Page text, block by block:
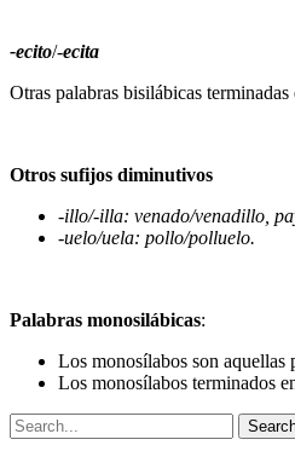
-ecito/-ecita
Otras palabras bisilábicas terminadas
Otros sufijos diminutivos
-illo/-illa: venado/venadillo,
-uelo/uela: pollo/polluelo.
Palabras monosilábicas:
Los monosílabos son aquellas
Los monosílabos terminados